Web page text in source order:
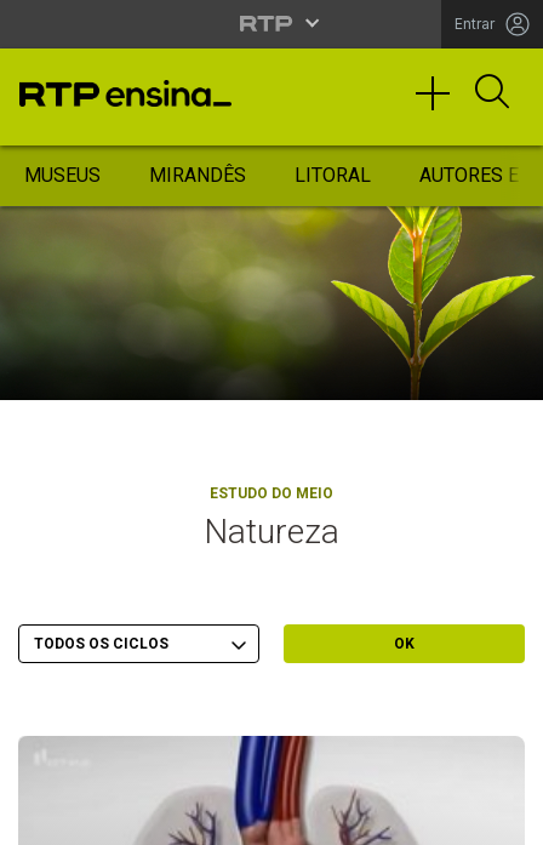
Entrar
MUSEUS MIRANDÊS LITORAL AUTORES
ESTUDO DO MEIO
Natureza
Filtrar por Ciclo
Escolher Ciclo OK